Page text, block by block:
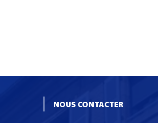
NOUS CONTACTER